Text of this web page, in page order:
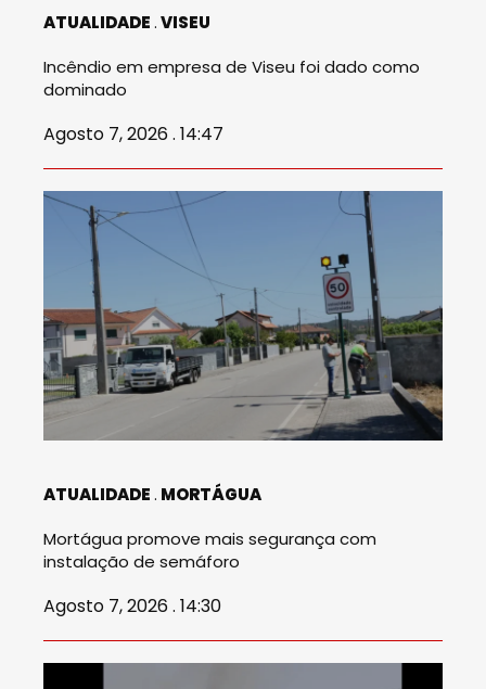
ATUALIDADE VISEU
Incêndio em empresa de Viseu foi dado como
dominado
Agosto 7, 2026 . 14:47
ATUALIDADE MORTÁGUA
Mortágua promove mais segurança com
instalação de semáforo
Agosto 7, 2026 . 14:30